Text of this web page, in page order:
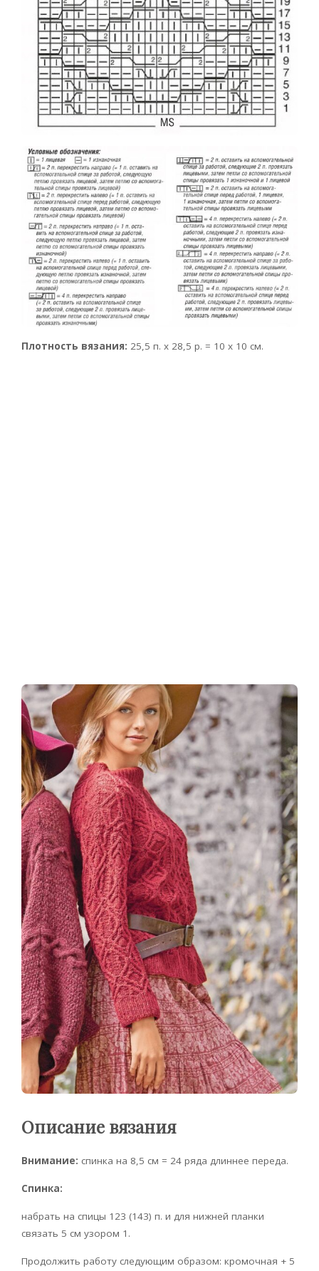
Плотность вязания: 25,5 п. х 28,5 р. = 10 х 10 см.
Описание вязания
Внимание: спинка на 8,5 см = 24 ряда длиннее переда.
Спинка:
набрать на спицы 123 (143) п. и для нижней планки
связать 5 см узором 1.
Продолжить работу следующим образом: кромочная + 5